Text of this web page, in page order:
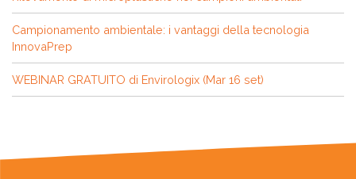
Campionamento ambientale: i vantaggi della tecnologia
InnovaPrep
WEBINAR GRATUITO di Envirologix (Mar 16 set)